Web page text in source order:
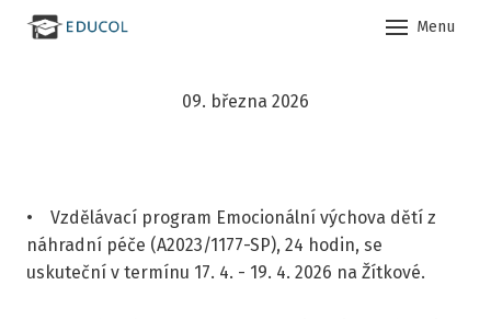
Menu
09. března 2026
• Vzdělávací program Emocionální výchova dětí z
náhradní péče (A2023/1177-SP), 24 hodin, se
uskuteční v termínu 17. 4. - 19. 4. 2026 na Žítkové.